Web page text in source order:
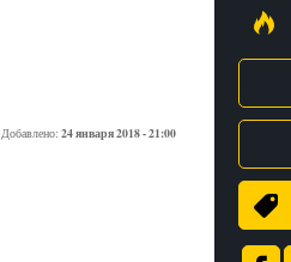
Добавлено: 24 января 2018 - 21:00